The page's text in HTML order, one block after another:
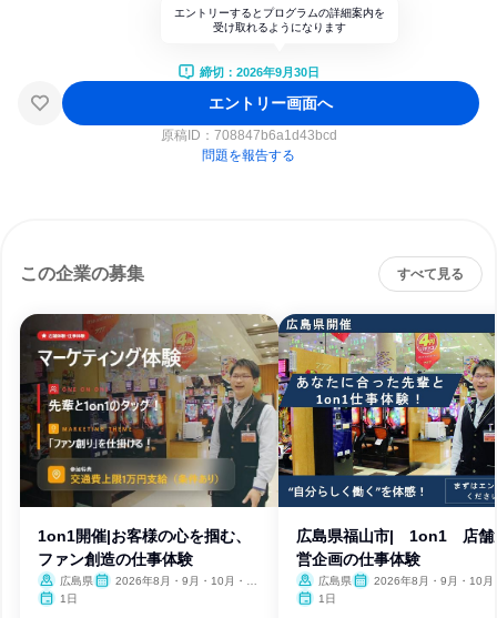
エントリーするとプログラムの詳細案内を
受け取れるようになります
締切：2026年9月30日
エントリー画面へ
原稿ID： 708847b6a1d43bcd
問題を報告する
この企業の募集 すべて見る
1on1開催|お客様の心を掴む、
ファン創造の仕事体験
広島県
2026年8月・9月・10月・11
1日
広島県福山市| 1on1 店舗
営企画の仕事体験
広島県
2026年8月・9月・10月
1日